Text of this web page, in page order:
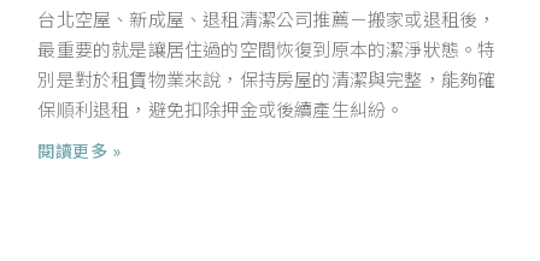
台北空屋、新成屋、退租清潔公司推薦－搬家或退租後，
最重要的就是讓居住過的空間恢復到原本的潔淨狀態。特
別是對於租賃物業來說，保持房屋的清潔與完整，能夠確
保順利退租，避免扣除押金或後續產生糾紛。
閱讀更多 »